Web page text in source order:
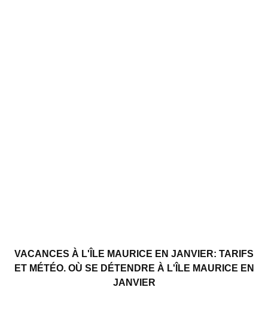
VACANCES À L'ÎLE MAURICE EN JANVIER: TARIFS
ET MÉTÉO. OÙ SE DÉTENDRE À L'ÎLE MAURICE EN
JANVIER